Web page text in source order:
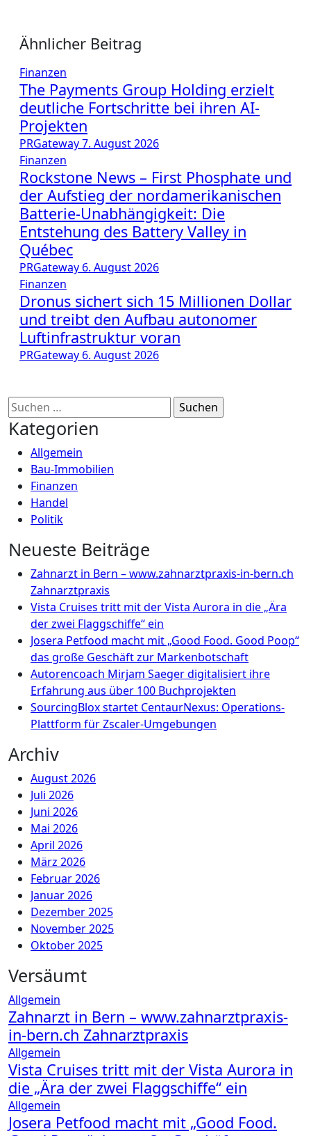
Ähnlicher Beitrag
Finanzen
The Payments Group Holding erzielt
deutliche Fortschritte bei ihren AI-
Projekten
PRGateway7. August 2026
Finanzen
Rockstone News – First Phosphate und
der Aufstieg der nordamerikanischen
Batterie-Unabhängigkeit: Die
Entstehung des Battery Valley in
Québec
PRGateway 6. August 2026
Finanzen
Dronus sichert sich 15 Millionen Dollar
und treibt den Aufbau autonomer
Luftinfrastruktur voran
PRGateway 6. August 2026
Suchen
nach:
Kategorien
Allgemein
Bau-Immobilien
Finanzen
Handel
Politik
Neueste Beiträge
Zahnarzt in Bern – www.zahnarztpraxis-in-bern.ch
Zahnarztpraxis
Vista Cruises tritt mit der Vista Aurora in die „Ära
der zwei Flaggschiffe“ ein
Josera Petfood macht mit „Good Food. Good Poop“
das große Geschäft zur Markenbotschaft
Autorencoach Mirjam Saeger digitalisiert ihre
Erfahrung aus über 100 Buchprojekten
SourcingBlox startet CentaurNexus: Operations-
Plattform für Zscaler-Umgebungen
Archiv
August 2026
Juli 2026
Juni 2026
Mai 2026
April 2026
März 2026
Februar 2026
Januar 2026
Dezember 2025
November 2025
Oktober 2025
Versäumt
Allgemein
Zahnarzt in Bern – www.zahnarztpraxis-
in-bern.ch Zahnarztpraxis
Allgemein
Vista Cruises tritt mit der Vista Aurora in
die „Ära der zwei Flaggschiffe“ ein
Allgemein
Josera Petfood macht mit „Good Food.